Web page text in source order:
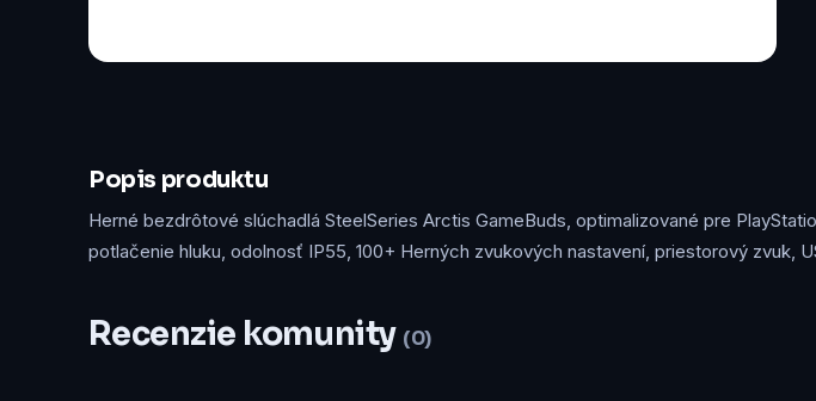
Popis produktu
Herné bezdrôtové slúchadlá SteelSeries Arctis GameBuds, optimalizované pre
potlačenie hluku, odolnosť IP55, 100+ Herných zvukových nastavení, priestorový zvuk,
Recenzie komunity (0)